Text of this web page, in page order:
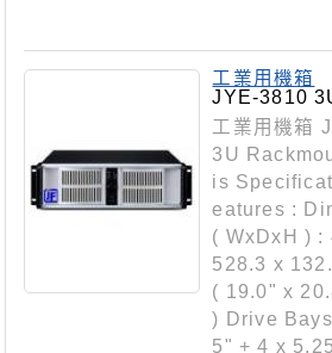
工業用機箱
JYE-3810
ount
工業用機箱
3U
is
eatures :
( WxDxH ) :
528.3 x
( 19.0" x
) Drive
5" + 4 x